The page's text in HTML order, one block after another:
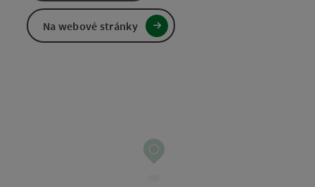
Na webové stránky